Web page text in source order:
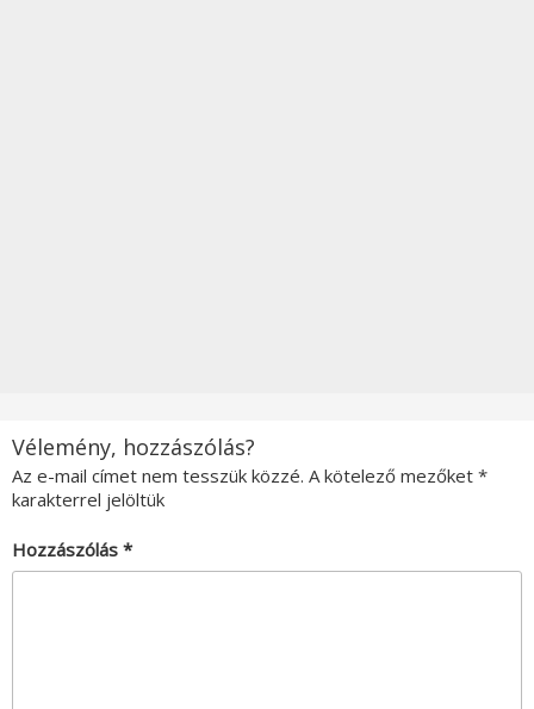
Vélemény, hozzászólás?
Az e-mail címet nem tesszük közzé. A kötelező mezőket *
karakterrel jelöltük
Hozzászólás *